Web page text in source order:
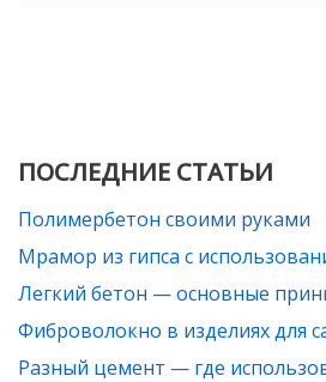
ПОСЛЕДНИЕ СТАТЬИ
Полимербетон своими руками
Мрамор из гипса с
Легкий бетон — основные
Фиброволокно в изделиях для
Разный цемент — где